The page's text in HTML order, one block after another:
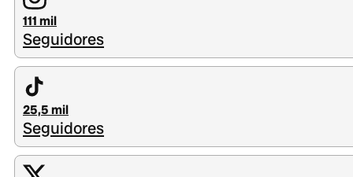
111 mil
Seguidores
25,5 mil
Seguidores